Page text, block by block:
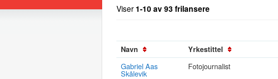
Viser 1-10 av 93 frilansere
Navn Yrkestittel
Gabriel Aas
Skålevik
Fotojournalist